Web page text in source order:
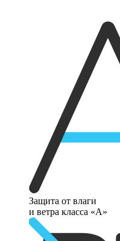
Защита от влаги
и ветра класса «А»